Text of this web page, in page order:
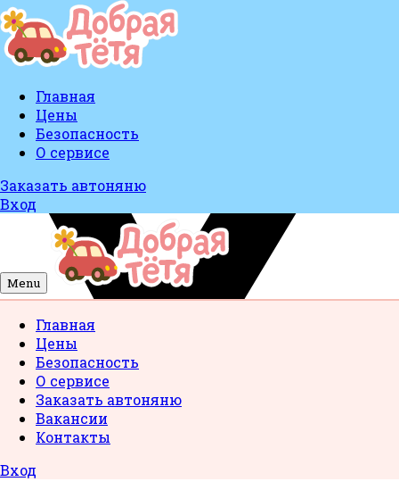
Главная
Цены
Безопасность
О сервисе
Заказать автоняню
Вход
Menu
Главная
Цены
Безопасность
О сервисе
Заказать автоняню
Вакансии
Контакты
Вход